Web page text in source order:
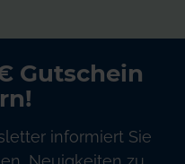
Gutschein
informiert Sie